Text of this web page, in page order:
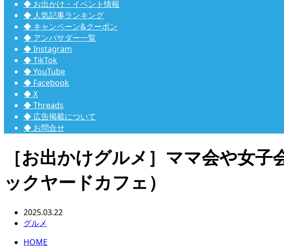
◆ お出かけ・イベント情報
◆ 人気記事ランキング
◆ キャンペーン&クーポン
◆ アンバサダー一覧
◆ Instagram
◆ TikTok
◆ YouTube
◆ Facebook
◆ X
◆ Threads
◆ 広告掲載について
◆ お問合せ
［お出かけグルメ］ママ会や女
ックヤードカフェ）
2025.03.22
グルメ
HOME